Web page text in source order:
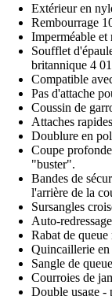
Extérieur en
Rembourrage
Imperméable et
Soufflet
britannique 4
Compatible
Pas d'attache
Coussin de
Attaches
Doublure en
Coupe
"buster".
Bandes de
l'arrière de la
Sursangles
Auto-redressage
Rabat de
Quincaillerie
Sangle de
Courroies de
Double usage -